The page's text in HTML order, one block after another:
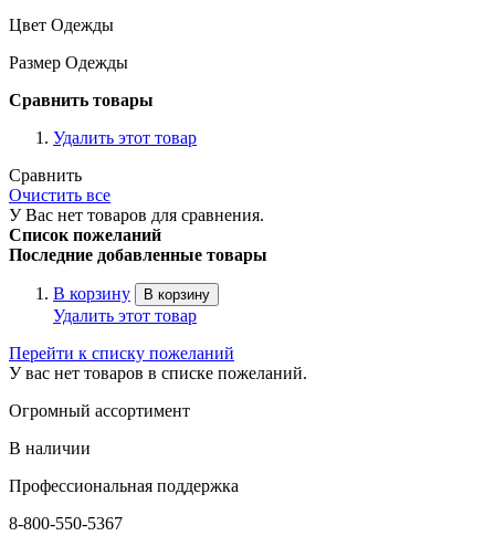
Цвет Одежды
Размер Одежды
Сравнить товары
Удалить этот товар
Сравнить
Очистить все
У Вас нет товаров для сравнения.
Список пожеланий
Последние добавленные товары
В корзину В корзину
Удалить этот товар
Перейти к списку пожеланий
У вас нет товаров в списке пожеланий.
Огромный ассортимент
В наличии
Профессиональная поддержка
8-800-550-5367